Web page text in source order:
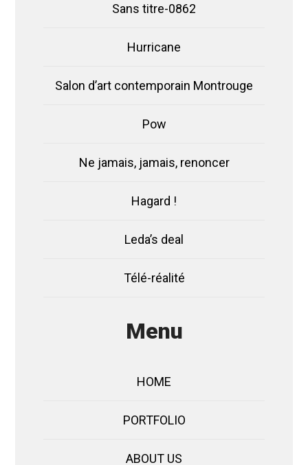
Sans titre-0862
Hurricane
Salon d’art contemporain Montrouge
Pow
Ne jamais, jamais, renoncer
Hagard !
Leda’s deal
Télé-réalité
Menu
HOME
PORTFOLIO
ABOUT US